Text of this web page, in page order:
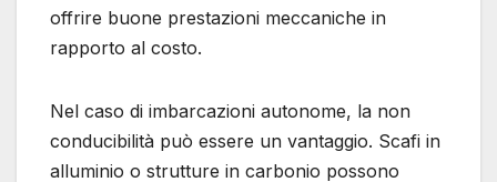
offrire buone prestazioni meccaniche in
rapporto al costo.
Nel caso di imbarcazioni autonome, la non
conducibilità può essere un vantaggio. Scafi in
alluminio o strutture in carbonio possono